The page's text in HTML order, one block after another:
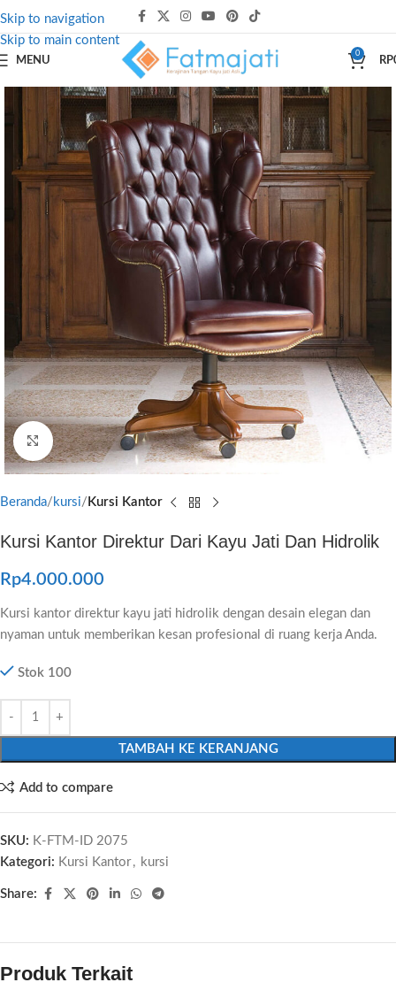
Skip to navigation
Skip to main content
MENU
0
RP
Click to enlarge
Beranda kursi Kursi Kantor
Kursi Kantor Direktur Dari Kayu Jati Dan Hidrolik
Rp4.000.000
Kursi kantor direktur kayu jati hidrolik dengan desain elegan dan
nyaman untuk memberikan kesan profesional di ruang kerja Anda.
Stok 100
TAMBAH KE KERANJANG
Add to compare
SKU: K-FTM-ID 2075
Kategori: Kursi Kantor , kursi
Share:
Produk Terkait